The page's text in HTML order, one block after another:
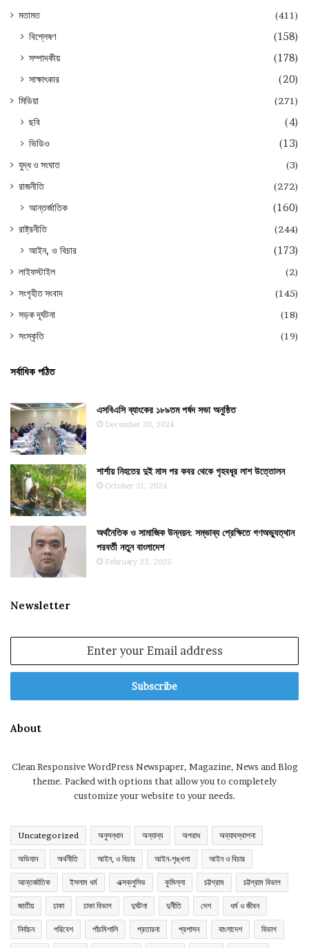
মতামত
(411)
বিশ্লেষণ
(158)
সম্পাদকীয়
(178)
সাক্ষাৎকার
(20)
মিডিয়া (271)
ছবি
(4)
ভিডিও
(13)
যুদ্ধ ও সংঘাত
(3)
রাজনীতি
(272)
আন্তর্জাতিক (160)
রাষ্ট্রনীতি (244)
আইন, ও বিচার (173)
লাইফস্টাইল
(2)
সংগৃহীত সংবাদ
(145)
সড়ক দূর্ঘটনা
(18)
সংস্কৃতি
(19)
সর্বাধিক পঠিত
এসবিএসি ব্যাংকের ১৮৯তম পর্ষদ সভা অনুষ্ঠিত
December 30, 2024
শার্শায় নিহতের দুই মাস পর কবর থেকে গৃহবধূর লাশ উত্তোলন
October 31, 2024
অর্থনৈতিক ও সামাজিক উন্নয়ন: সম্ভাব্য প্রেক্ষিতে গণঅভ্যুত্থান
পরবর্তী নতুন বাংলাদেশ
February 23, 2025
Newsletter
Email
About
Clean Responsive WordPress Newspaper, Magazine, News and Blog
theme. Packed with options that allow you to completely
customize your website to your needs.
Uncategorized অনুসন্ধান অন্যান্য অপরাধ অব্যাবস্থাপনা
অভিযান অর্থনীতি আইন, ও বিচার আইন-শৃঙ্খলা আইন ও বিচার
আন্তর্জাতিক ইসলাম ধর্ম এক্সক্লুসিভ কুমিল্লা চট্টগ্রাম চট্টগ্রাম বিভাগ
জাতীয় ঢাকা ঢাকা বিভাগ দুর্ঘটনা দুর্নীতি দেশ ধর্ম ও জীবন
নির্বাচন পরিবেশ পাঁচমিশালি প্রতারনা প্রশাসন বাংলাদেশ বিভাগ